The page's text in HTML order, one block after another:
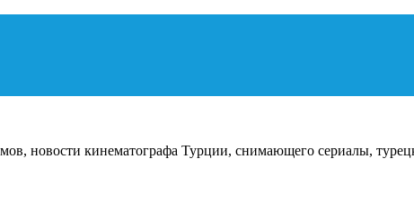
новости кинематографа Турции, снимающего сериалы,